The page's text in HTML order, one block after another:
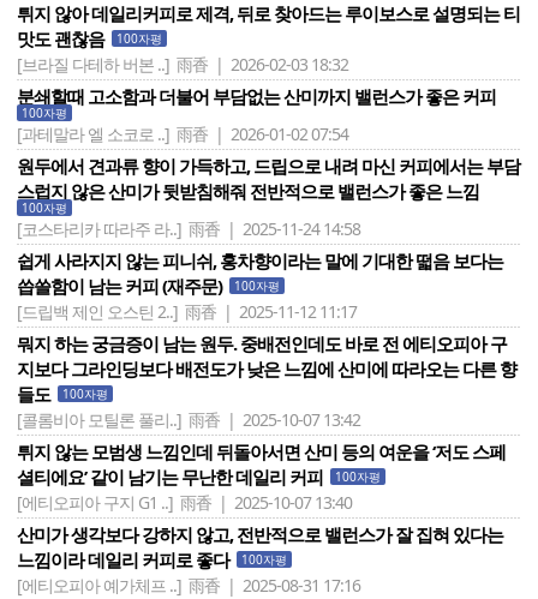
튀지 않아 데일리커피로 제격, 뒤로 찾아드는 루이보스로 설명되는 티
맛도 괜찮음
100자평
[브라질 다테하 버본 ..] 雨香 | 2026-02-03 18:32
분쇄할때 고소함과 더불어 부담없는 산미까지 밸런스가 좋은 커피
100자평
[과테말라 엘 소코로 ..] 雨香 | 2026-01-02 07:54
원두에서 견과류 향이 가득하고, 드립으로 내려 마신 커피에서는 부담
스럽지 않은 산미가 뒷받침해줘 전반적으로 밸런스가 좋은 느낌
100자평
[코스타리카 따라주 라..] 雨香 | 2025-11-24 14:58
쉽게 사라지지 않는 피니쉬, 홍차향이라는 말에 기대한 떫음 보다는
씁쓸함이 남는 커피 (재주문)
100자평
[드립백 제인 오스틴 2..] 雨香 | 2025-11-12 11:17
뭐지 하는 궁금증이 남는 원두. 중배전인데도 바로 전 에티오피아 구
지보다 그라인딩보다 배전도가 낮은 느낌에 산미에 따라오는 다른 향
들도
100자평
[콜롬비아 모틸론 풀리..] 雨香 | 2025-10-07 13:42
튀지 않는 모범생 느낌인데 뒤돌아서면 산미 등의 여운을 ‘저도 스페
셜티에요’ 같이 남기는 무난한 데일리 커피
100자평
[에티오피아 구지 G1 ..] 雨香 | 2025-10-07 13:40
산미가 생각보다 강하지 않고, 전반적으로 밸런스가 잘 집혀 있다는
느낌이라 데일리 커피로 좋다
100자평
[에티오피아 예가체프 ..] 雨香 | 2025-08-31 17:16